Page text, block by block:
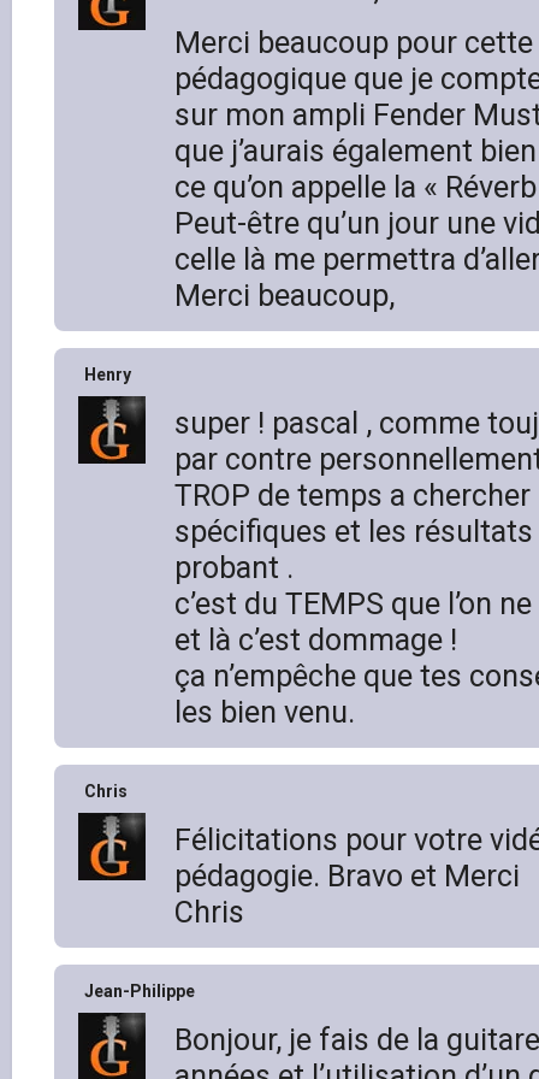
Merci beaucoup pour
pédagogique que je
sur mon ampli Fender
que j’aurais également
ce qu’on appelle la «
Peut-être qu’un jour une
celle là me permettra
Merci beaucoup,
Henry
super ! pascal , comme
par contre
TROP de temps a
spécifiques et les
probant .
c’est du TEMPS que l’on
et là c’est dommage !
ça n’empêche que tes
les bien venu.
Chris
Félicitations pour votre
pédagogie. Bravo et Merci
Chris
Jean-Philippe
Bonjour, je fais de la